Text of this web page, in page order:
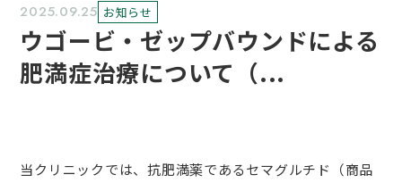
2025.09.25 お知らせ
ウゴービ・ゼップバウンドによる
肥満症治療について（...
当クリニックでは、抗肥満薬であるセマグルチド（商品